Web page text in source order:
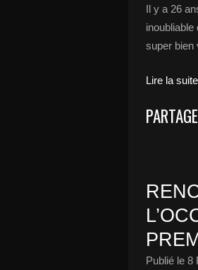
Il y a 26
super bien
Lire la suite
Publié le 8